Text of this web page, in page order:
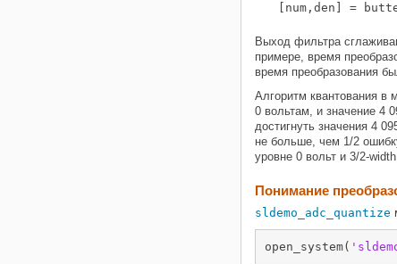
[num,den] =
Выход фильтра
примере, время
время преобразования
Алгоритм квантования в
0 вольтам, и значение 4
достигнуть значения 4
не больше, чем 1/2
уровне 0 вольт и 3/2-
Понимание
sldemo_adc_quantize
open_system(